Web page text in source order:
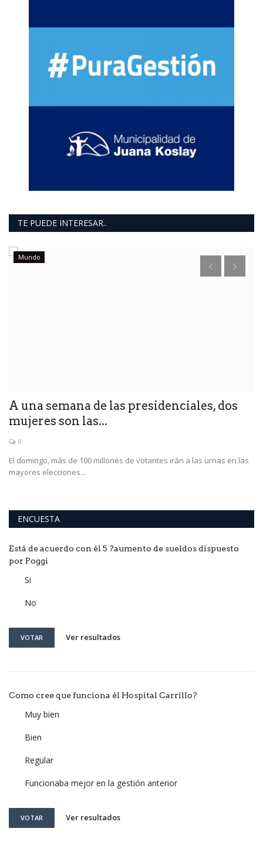
TE PUEDE INTERESAR..
Mundo
A una semana de las presidenciales, dos
mujeres son las...
0
El domingo, más de 100 millones de votantes irán a las urnas en las
mayores elecciones...
ENCUESTA
Está de acuerdo con él 5 ?aumento de sueldos dispuesto
por Poggi
Si
No
VOTAR Ver resultados
Como cree que funciona él Hospital Carrillo?
Muy bien
Bien
Regular
Funcionaba mejor en la gestión anterior
VOTAR Ver resultados